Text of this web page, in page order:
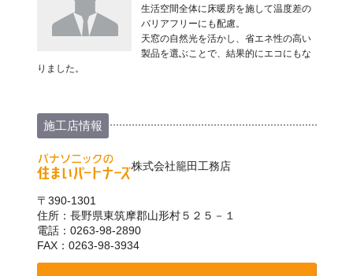
生活空間全体に床暖房を施して温度差の
バリアフリーにも配慮。
天窓の自然光を活かし、省エネ性の高い
製品を選ぶことで、結果的にエコにもな
りました。
施工店情報
株式会社籠田工務店
〒390-1301
住所：長野県東筑摩郡山形村５２５－１
電話：0263-98-2890
FAX：0263-98-3934